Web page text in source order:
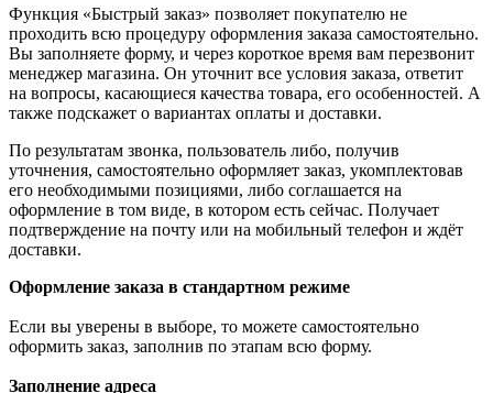
Функция «Быстрый заказ» позволяет покупателю не
проходить всю процедуру оформления заказа самостоятельно.
Вы заполняете форму, и через короткое время вам перезвонит
менеджер магазина. Он уточнит все условия заказа, ответит
на вопросы, касающиеся качества товара, его особенностей. А
также подскажет о вариантах оплаты и доставки.
По результатам звонка, пользователь либо, получив
уточнения, самостоятельно оформляет заказ, укомплектовав
его необходимыми позициями, либо соглашается на
оформление в том виде, в котором есть сейчас. Получает
подтверждение на почту или на мобильный телефон и ждёт
доставки.
Оформление заказа в стандартном режиме
Если вы уверены в выборе, то можете самостоятельно
оформить заказ, заполнив по этапам всю форму.
Заполнение адреса